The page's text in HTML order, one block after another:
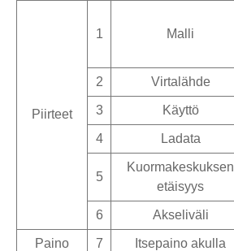
Piirteet
1 Malli
2 Virtalähde
3 Käyttö
4 Ladata
5
Kuormakeskuksen
etäisyys
6 Akseliväli
Paino 7 Itsepaino akulla